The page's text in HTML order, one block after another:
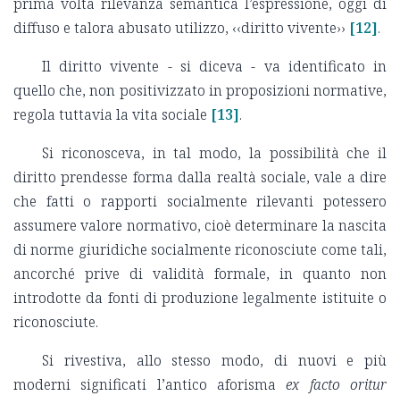
diffuso e talora abusato utilizzo, ‹‹diritto vivente›› [12].
Il diritto vivente - si diceva - va identificato in
quello che, non positivizzato in proposizioni normative,
regola tuttavia la vita sociale [13].
Si riconosceva, in tal modo, la possibilità che il
diritto prendesse forma dalla realtà sociale, vale a dire
che fatti o rapporti socialmente rilevanti potessero
assumere valore normativo, cioè determinare la nascita
di norme giuridiche socialmente riconosciute come tali,
ancorché prive di validità formale, in quanto non
introdotte da fonti di produzione legalmente istituite o
riconosciute.
Si rivestiva, allo stesso modo, di nuovi e più
moderni significati l’antico aforismaex facto oritur